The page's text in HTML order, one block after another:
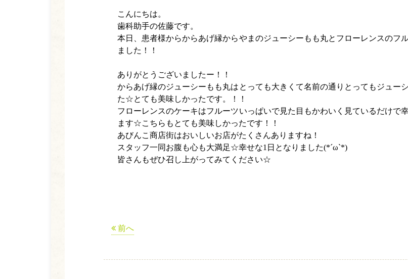
こんにちは。
歯科助手の佐藤です。
本日、患者様からからあげ縁からやまのジューシーもも丸とフローレンスのフ
ました！！
ありがとうございましたー！！
からあげ縁のジューシーもも丸はとっても大きくて名前の通りとってもジュー
た☆とても美味しかったです。！！
フローレンスのケーキはフルーツいっぱいで見た目もかわいく見ているだけで
ます☆こちらもとても美味しかったです！！
あびんこ商店街はおいしいお店がたくさんありますね！
スタッフ一同お腹も心も大満足☆幸せな1日となりました(*´ω`*)
皆さんもぜひ召し上がってみてください☆
前へ